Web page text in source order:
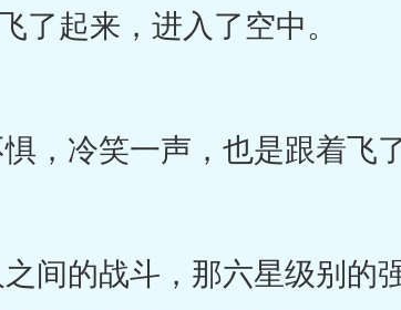
了起来，进入了空中。
冷笑一声，也是跟着飞了
的战斗，那六星级别的